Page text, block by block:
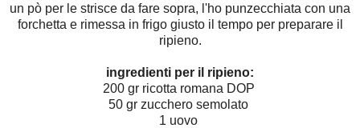
un pò per le strisce da fare sopra, l'ho punzecchiata con una
forchetta e rimessa in frigo giusto il tempo per preparare il
ripieno.
ingredienti per il ripieno:
200 gr ricotta romana DOP
50 gr zucchero semolato
1 uovo